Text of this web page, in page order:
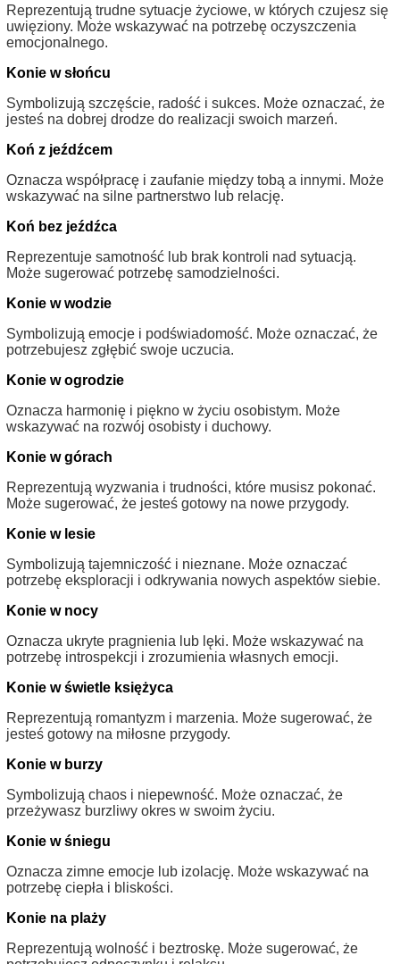
Reprezentują trudne sytuacje życiowe, w których czujesz się
uwięziony. Może wskazywać na potrzebę oczyszczenia
emocjonalnego.
Konie w słońcu
Symbolizują szczęście, radość i sukces. Może oznaczać, że
jesteś na dobrej drodze do realizacji swoich marzeń.
Koń z jeźdźcem
Oznacza współpracę i zaufanie między tobą a innymi. Może
wskazywać na silne partnerstwo lub relację.
Koń bez jeźdźca
Reprezentuje samotność lub brak kontroli nad sytuacją.
Może sugerować potrzebę samodzielności.
Konie w wodzie
Symbolizują emocje i podświadomość. Może oznaczać, że
potrzebujesz zgłębić swoje uczucia.
Konie w ogrodzie
Oznacza harmonię i piękno w życiu osobistym. Może
wskazywać na rozwój osobisty i duchowy.
Konie w górach
Reprezentują wyzwania i trudności, które musisz pokonać.
Może sugerować, że jesteś gotowy na nowe przygody.
Konie w lesie
Symbolizują tajemniczość i nieznane. Może oznaczać
potrzebę eksploracji i odkrywania nowych aspektów siebie.
Konie w nocy
Oznacza ukryte pragnienia lub lęki. Może wskazywać na
potrzebę introspekcji i zrozumienia własnych emocji.
Konie w świetle księżyca
Reprezentują romantyzm i marzenia. Może sugerować, że
jesteś gotowy na miłosne przygody.
Konie w burzy
Symbolizują chaos i niepewność. Może oznaczać, że
przeżywasz burzliwy okres w swoim życiu.
Konie w śniegu
Oznacza zimne emocje lub izolację. Może wskazywać na
potrzebę ciepła i bliskości.
Konie na plaży
Reprezentują wolność i beztroskę. Może sugerować, że